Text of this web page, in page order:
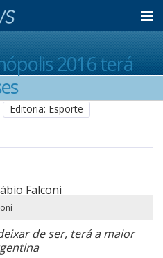
2016 terá
Editoria: Esporte
de ser, terá a maior